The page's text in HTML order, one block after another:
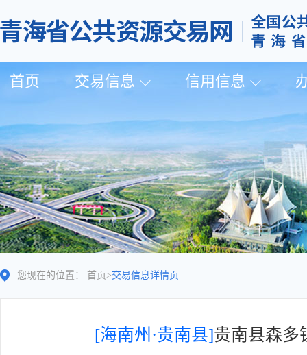
首页 交易信息 信用信息
您现在的位置： 首页 >交易信息详情页
[海南州·贵南县]贵南县森多